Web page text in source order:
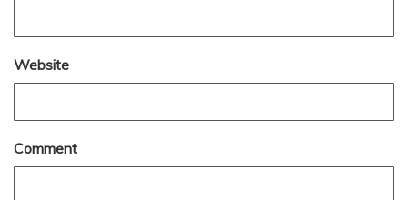
Website
Comment